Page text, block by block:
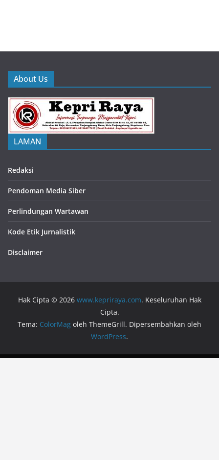
About Us
LAMAN
Redaksi
Pendoman Media Siber
Perlindungan Wartawan
Kode Etik Jurnalistik
Disclaimer
Hak Cipta © 2026 www.kepriraya.com. Keseluruhan Hak
Cipta.
Tema: ColorMag oleh ThemeGrill. Dipersembahkan oleh
WordPress.